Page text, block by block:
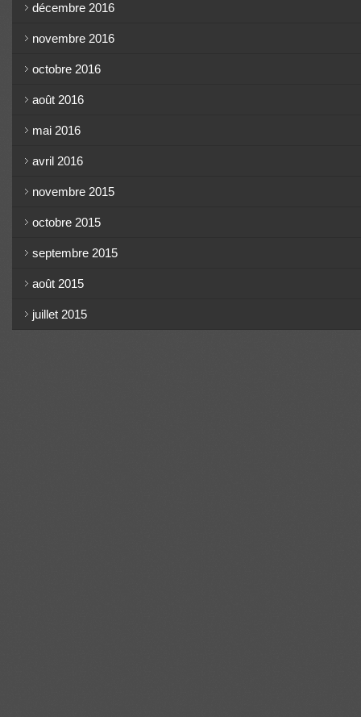
décembre 2016
novembre 2016
octobre 2016
août 2016
mai 2016
avril 2016
novembre 2015
octobre 2015
septembre 2015
août 2015
juillet 2015